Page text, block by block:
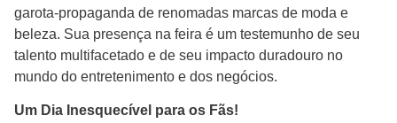
garota-propaganda de renomadas marcas de moda e
beleza. Sua presença na feira é um testemunho de seu
talento multifacetado e de seu impacto duradouro no
mundo do entretenimento e dos negócios.
Um Dia Inesquecível para os Fãs!